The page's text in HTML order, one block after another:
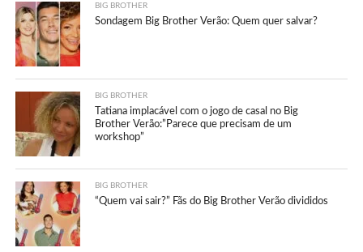
BIG BROTHER
Sondagem Big Brother Verão: Quem quer salvar?
BIG BROTHER
Tatiana implacável com o jogo de casal no Big
Brother Verão:”Parece que precisam de um
workshop”
BIG BROTHER
“Quem vai sair?” Fãs do Big Brother Verão divididos